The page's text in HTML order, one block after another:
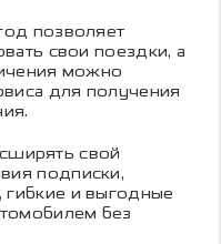
позволяет
свои поездки, а
можно
для получения
свой
подписки,
гибкие и выгодные
без